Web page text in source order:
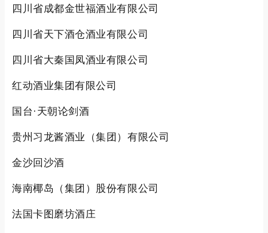
四川省成都金世福酒业有限公司
四川省天下酒仓酒业有限公司
四川省大秦国凤酒业有限公司
红动酒业集团有限公司
国台·天朝论剑酒
贵州习龙酱酒业（集团）有限公司
金沙回沙酒
海南椰岛（集团）股份有限公司
法国卡图磨坊酒庄